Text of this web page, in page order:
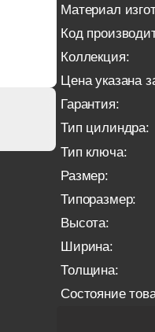
Материал
Код
Коллекция:
Цена указана
Гарантия:
Тип цилиндра:
Тип ключа:
Размер:
Типоразмер:
Высота:
Ширина:
Толщина:
Состояние